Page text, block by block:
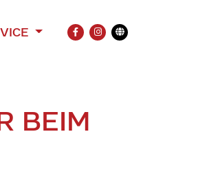
FACEBOOK
INSTAGRAM
Übersetzung
BEIM